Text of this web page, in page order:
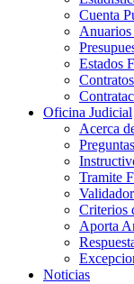
Cuenta
Estados
Contratos
Oficina Judicial
Acerca
Tramite
Criterios
Aporta
Noticias